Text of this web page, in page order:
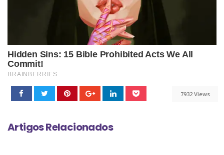
7932 Views
Artigos Relacionados